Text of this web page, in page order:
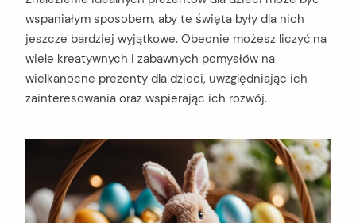
wspaniałym sposobem, aby te święta były dla nich
jeszcze bardziej wyjątkowe. Obecnie możesz liczyć na
wiele kreatywnych i zabawnych pomysłów na
wielkanocne prezenty dla dzieci, uwzględniając ich
zainteresowania oraz wspierając ich rozwój.